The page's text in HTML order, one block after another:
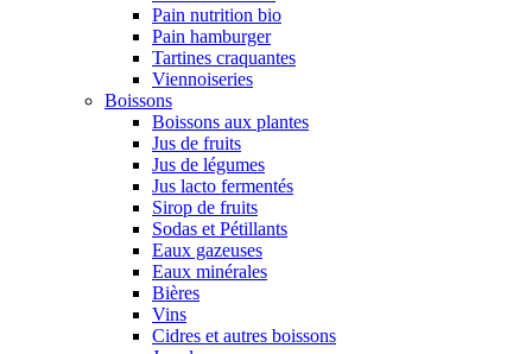
Pain nutrition bio
Pain hamburger
Tartines craquantes
Viennoiseries
Boissons
Boissons aux plantes
Jus de fruits
Jus de légumes
Jus lacto fermentés
Sirop de fruits
Sodas et Pétillants
Eaux gazeuses
Eaux minérales
Bières
Vins
Cidres et autres boissons